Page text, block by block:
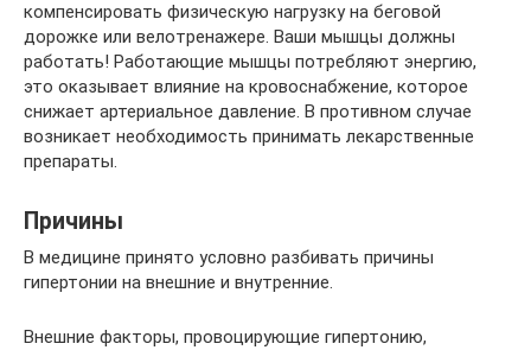
компенсировать физическую нагрузку на беговой
дорожке или велотренажере. Ваши мышцы должны
работать! Работающие мышцы потребляют энергию,
это оказывает влияние на кровоснабжение, которое
снижает артериальное давление. В противном случае
возникает необходимость принимать лекарственные
препараты.
Причины
В медицине принято условно разбивать причины
гипертонии на внешние и внутренние.
Внешние факторы, провоцирующие гипертонию,